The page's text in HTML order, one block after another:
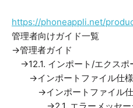
https://phoneappli.net/
管理者向けガイド一覧
→管理者ガイド
→12.1. インポート/エクスポ
→インポートファイル仕
→インポートファイル仕
→2.1. エラーメッセー